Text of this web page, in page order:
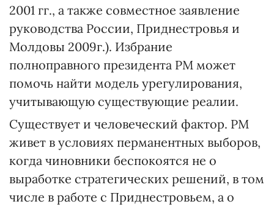
2001 гг., а также совместное заявление
руководства России, Приднестровья и
Молдовы 2009г.). Избрание
полноправного президента РМ может
помочь найти модель урегулирования,
учитывающую существующие реалии.
Существует и человеческий фактор. РМ
живет в условиях перманентных выборов,
когда чиновники беспокоятся не о
выработке стратегических решений, в том
числе в работе с Приднестровьем, а о